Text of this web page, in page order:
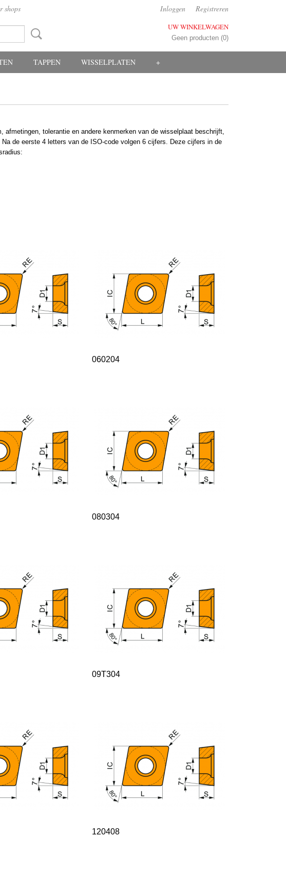
shops Inloggen Registreren
UW WINKELWAGEN
Geen producten (0)
TAPPEN WISSELPLATEN +
tolerantie en andere kenmerken van de wisselplaat beschrijft,
de eerste 4 letters van de ISO-code volgen 6 cijfers. Deze cijfers in de
060204
080304
09T304
120408